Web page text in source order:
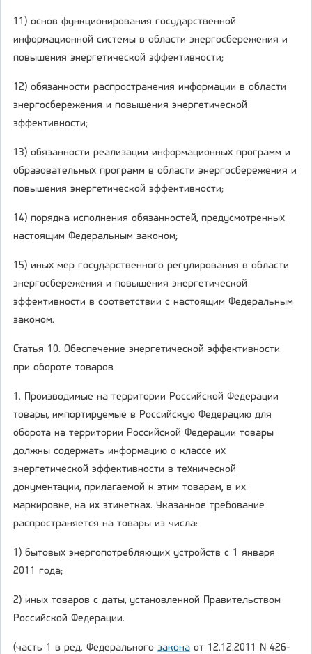
11) основ функционирования государственной
информационной системы в области энергосбережения и
повышения энергетической эффективности;
12) обязанности распространения информации в области
энергосбережения и повышения энергетической
эффективности;
13) обязанности реализации информационных программ и
образовательных программ в области энергосбережения и
повышения энергетической эффективности;
14) порядка исполнения обязанностей, предусмотренных
настоящим Федеральным законом;
15) иных мер государственного регулирования в области
энергосбережения и повышения энергетической
эффективности в соответствии с настоящим Федеральным
законом.
Статья 10. Обеспечение энергетической эффективности
при обороте товаров
1. Производимые на территории Российской Федерации
товары, импортируемые в Российскую Федерацию для
оборота на территории Российской Федерации товары
должны содержать информацию о классе их
энергетической эффективности в технической
документации, прилагаемой к этим товарам, в их
маркировке, на их этикетках. Указанное требование
распространяется на товары из числа:
1) бытовых энергопотребляющих устройств с 1 января
2011 года;
2) иных товаров с даты, установленной Правительством
Российской Федерации.
(часть 1 в ред. Федерального закона от 12.12.2011 N 426-